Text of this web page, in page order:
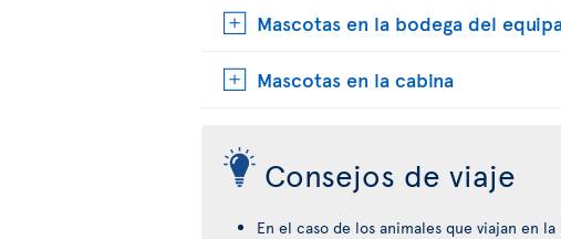
Mascotas en la bodega del
Mascotas en la cabina
Consejos de viaje
En el caso de los animales que viajan en